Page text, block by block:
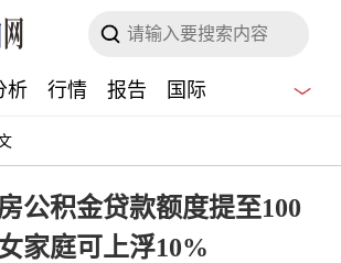
析 行情 报告 国际
公积金贷款额度提至100
家庭可上浮10%